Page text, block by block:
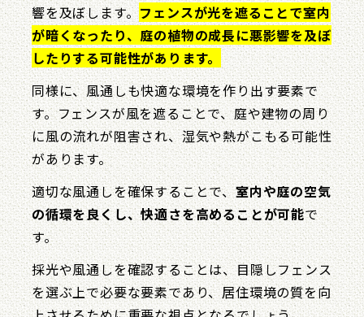
響を及ぼします。フェンスが光を遮ることで室内
が暗くなったり、庭の植物の成長に悪影響を及ぼ
したりする可能性があります。
同様に、風通しも快適な環境を作り出す要素で
す。フェンスが風を遮ることで、庭や建物の周り
に風の流れが阻害され、湿気や熱がこもる可能性
があります。
適切な風通しを確保することで、室内や庭の空気
の循環を良くし、快適さを高めることが可能で
す。
採光や風通しを確認することは、目隠しフェンス
を選ぶ上で必要な要素であり、居住環境の質を向